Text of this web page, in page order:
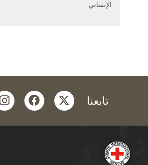
الإنساني
تابعنا twitter
facebook